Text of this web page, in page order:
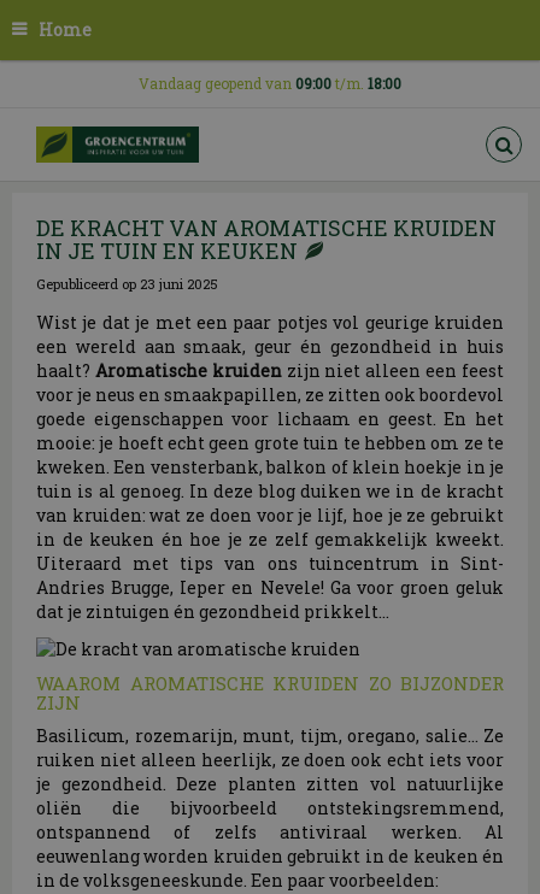
n
Home
Vandaag geopend van 09:00t/m. 18:00
DE KRACHT VAN AROMATISCHE KRUIDEN
IN JE TUIN EN KEUKEN
Gepubliceerd op 23 juni 2025
Wist je dat je met een paar potjes vol geurige kruiden
een wereld aan smaak, geur én gezondheid in huis
haalt? Aromatische kruidenzijn niet alleen een feest
voor je neus en smaakpapillen, ze zitten ook boordevol
goede eigenschappen voor lichaam en geest. En het
mooie: je hoeft echt geen grote tuin te hebben om ze te
kweken. Een vensterbank, balkon of klein hoekje in je
tuin is al genoeg. In deze blog duiken we in de kracht
van kruiden: wat ze doen voor je lijf, hoe je ze gebruikt
in de keuken én hoe je ze zelf gemakkelijk kweekt.
Uiteraard met tips van ons tuincentrum in Sint-
Andries Brugge, Ieper en Nevele! Ga voor groen geluk
dat je zintuigen én gezondheid prikkelt...
WAAROM AROMATISCHE KRUIDEN ZO BIJZONDER
ZIJN
Basilicum, rozemarijn, munt, tijm, oregano, salie... Ze
ruiken niet alleen heerlijk, ze doen ook echt iets voor
je gezondheid. Deze planten zitten vol natuurlijke
oliën die bijvoorbeeld ontstekingsremmend,
ontspannend of zelfs antiviraal werken. Al
eeuwenlang worden kruiden gebruikt in de keuken én
in de volksgeneeskunde. Een paar voorbeelden: